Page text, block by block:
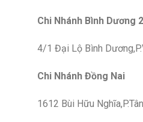
Chi Nhánh Bình Dương 2
4/1 Đại Lộ Bình
Chi Nhánh Đồng Nai
1612 Bùi Hữu